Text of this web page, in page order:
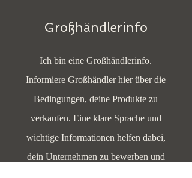
Großhändlerinfo
Ich bin eine Großhändlerinfo.
Informiere Großhändler hier über die
Bedingungen, deine Produkte zu
verkaufen. Eine klare Sprache und
wichtige Informationen helfen dabei,
dein Unternehmen zu bewerben und